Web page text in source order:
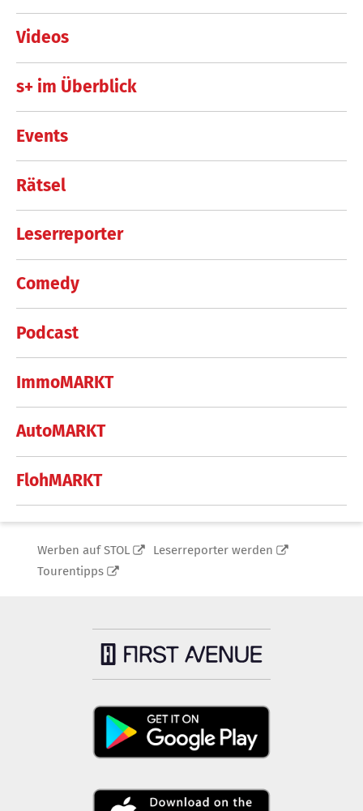
Videos
s+ im Überblick
Events
Rätsel
Leserreporter
Comedy
Podcast
ImmoMARKT
AutoMARKT
FlohMARKT
Werben auf STOL
Leserreporter werden
Tourentipps